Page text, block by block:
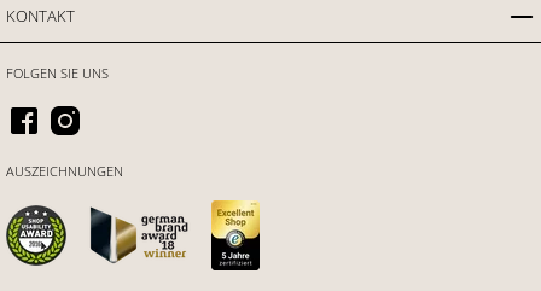
KONTAKT
FOLGEN SIE UNS
AUSZEICHNUNGEN